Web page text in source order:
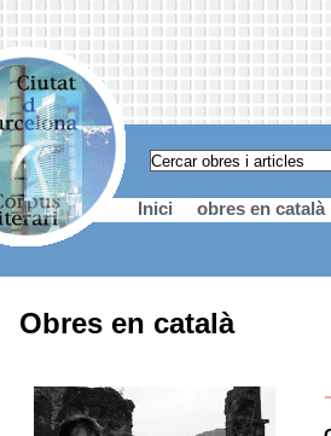
Inici obres en català
Obres en català